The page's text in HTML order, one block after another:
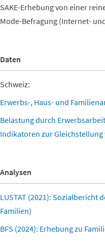
SAKE-Erhebung von einer
Mode-Befragung (Internet-
Daten
Schweiz:
Erwerbs-, Haus- und
Belastung durch
Indikatoren zur Gleichstellung
Analysen
LUSTAT (2021): Sozialbericht
Familien)
BFS (2024): Erhebung zu